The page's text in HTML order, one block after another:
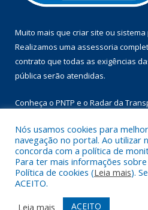
Muito mais que criar site ou
Realizamos uma assessoria
contrato que todas as exigências
pública serão atendidas.
Conheça o PNTP e o Radar da
Todos os direitos reservados a
do
Mapa do Site Acessar Área
Nós usamos cookies para
navegação no portal. Ao utilizar
concorda com a política de
Para ter mais informações
Política de cookies (Leia mais).
ACEITO.
Leia mais
ACEITO